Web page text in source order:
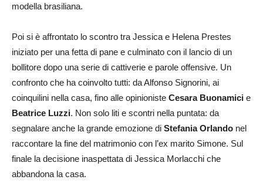
modella brasiliana.
Poi si è affrontato lo scontro tra Jessica e Helena Prestes
iniziato per una fetta di pane e culminato con il lancio di un
bollitore dopo una serie di cattiverie e parole offensive. Un
confronto che ha coinvolto tutti: da Alfonso Signorini, ai
coinquilini nella casa, fino alle opinioniste Cesara Buonamici e
Beatrice Luzzi. Non solo liti e scontri nella puntata: da
segnalare anche la grande emozione di Stefania Orlando nel
raccontare la fine del matrimonio con l’ex marito Simone. Sul
finale la decisione inaspettata di Jessica Morlacchi che
abbandona la casa.